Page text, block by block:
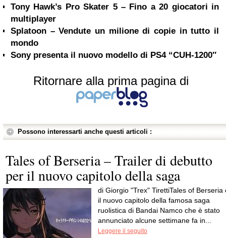
Tony Hawk’s Pro Skater 5 – Fino a 20 giocatori in
multiplayer
Splatoon – Vendute un milione di copie in tutto il
mondo
Sony presenta il nuovo modello di PS4 “CUH-1200″
Ritornare alla prima pagina di
Possono interessarti anche questi articoli :
Tales of Berseria – Trailer di debutto
per il nuovo capitolo della saga
di Giorgio "Trex" TirettiTales of Berseria
il nuovo capitolo della famosa saga
ruolistica di Bandai Namco che è stato
annunciato alcune settimane fa in...
Leggere il seguito